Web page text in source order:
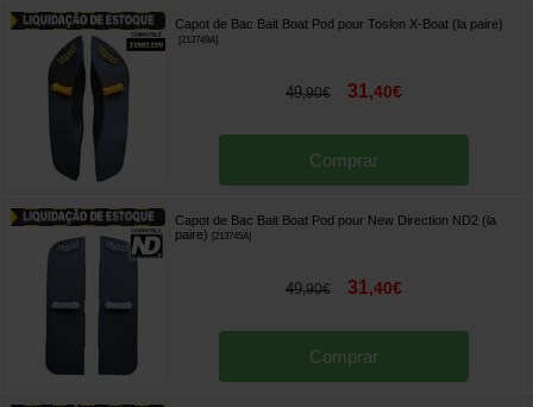
Capot de Bac Bait Boat Pod pour Toslon X-Boat (la paire)
213749A]
49,90€ 31,40€
Comprar
Capot de Bac Bait Boat Pod pour New Direction ND2 (la
paire)
213745A]
49,90€ 31,40€
Comprar